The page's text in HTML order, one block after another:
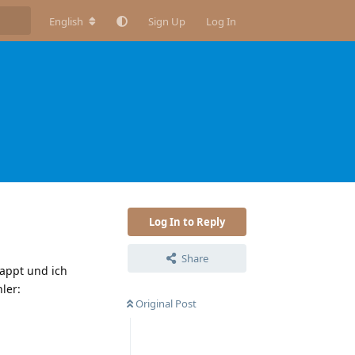
English Sign Up Log In
Log In to Reply
Share
Original Post
und ich